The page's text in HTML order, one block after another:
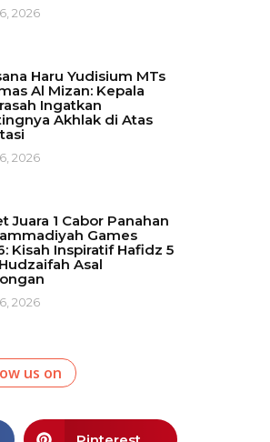
2026
Haru Yudisium MTs
Al Mizan: Kepala
Ingatkan
Akhlak di Atas
2026
Juara 1 Cabor Panahan
Games
Kisah Inspiratif Hafidz 5
Asal
2026
us on